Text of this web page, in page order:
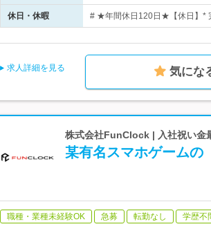
休日・休暇 # ★年間休日120日★【休日】*
求人詳細を見る 気にな
株式会社FunClock | 入社祝い金
某有名スマホゲームの
職種・業種未経験OK 急募 転勤なし 学歴不